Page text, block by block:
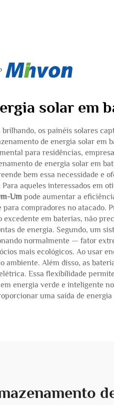
solar em
os painéis solares
de energia solar em
para residências,
de energia solar em
bem essa necessidade e
aqueles interessados em
Um pode aumentar a
compradores no atacado.
em baterias, não
de energia. Segundo, um
normalmente — fator
mais ecológicos. Ao usar
Além disso, as
Essa flexibilidade
energia verde e inteligente
uma saída de